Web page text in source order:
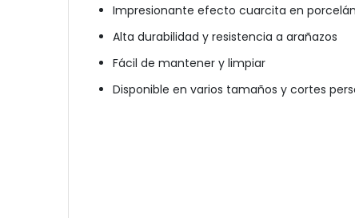
Impresionante efecto cuarcita en
Alta durabilidad y resistencia a arañazos
Fácil de mantener y limpiar
Disponible en varios tamaños y cortes